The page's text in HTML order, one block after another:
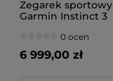
Zegarek sportowy
Garmin Instinct 3
Neotropic Twilight
Zielony
0 ocen
6 999,00 zł